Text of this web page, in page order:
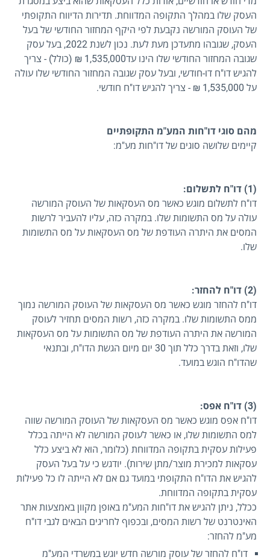
העסק שלו במהלך התקופה המדווחת. תדירות הדיווח התקופתי
של העוסק המורשה נקבעת לפי היקף המחזור החודשי של בעל
העסק, שגובהו מתעדכן מעת לעת. נכון לשנת 2022, בעל עסק
שגובה המחזור החודשי שלו הינו עד1,535,000 ₪ (כולל) - צריך
להגיש דו"ח דו-חודשי, ובעל עסק שגובה המחזור החודשי שלו עולה
על 1,535,000 ₪ - צריך להגיש דו"ח חודשי.
מהם סוגי דו"חות המע"מ התקופתיים
קיימים שלושה סוגים של דו"חות מע"מ:
(1) דו"ח לתשלום:
דו"ח לתשלום מוגש כאשר מס העסקאות של העוסק המורשה
עולה על מס התשומות שלו. במקרה כזה, עליו להעביר לרשות
המסים את היתרה העודפת של מס העסקאות על מס התשומות
שלו.
(2) דו"ח להחזר:
דו"ח להחזר מוגש כאשר מס העסקאות של העוסק המורשה נמוך
ממס התשומות שלו. במקרה כזה, רשות המסים תחזיר לעוסק
המורשה את היתרה העודפת של מס התשומות על מס העסקאות
שלו, וזאת בדרך כלל תוך 30 יום מיום הגשת הדו"ח, ובתנאי
שהדו"ח הוגש במועד.
(3) דו"ח אפס:
דו"ח אפס מוגש כאשר מס העסקאות של העוסק המורשה שווה
למס התשומות שלו, או כאשר לעוסק המורשה לא הייתה בכלל
פעילות עסקית בתקופה המדווחת (כלומר, הוא לא ביצע כלל
עסקאות למכירת מוצר/מתן שירות). יודגש כי על בעל העסק
להגיש את הדו"ח התקופתי במועד גם אם לא הייתה לו כל פעילות
עסקית בתקופה המדווחת.
ככלל, ניתן להגיש את דו"חות המע"מ באופן מקוון באמצעות אתר
האינטרנט של רשות המסים, ובכפוף לחריגים הבאים לגבי דו"ח
מע"מ להחזר:
דו"ח להחזר של עוסק מורשה חדש יוגש במשרדי המע"מ